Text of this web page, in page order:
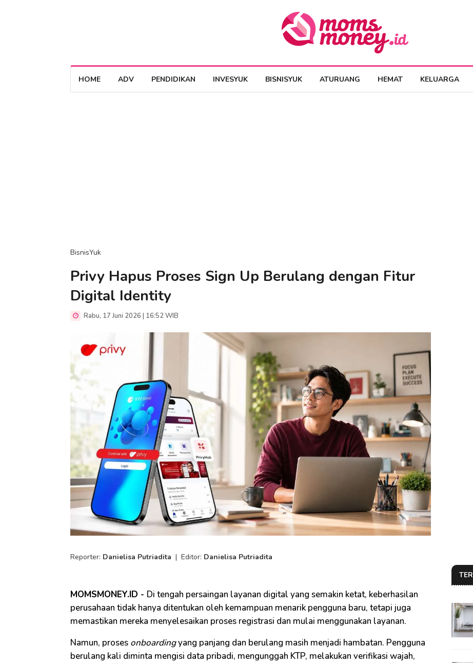
HOME ADV PENDIDIKAN INVESYUK BISNISYUK ATURUANG HEMAT KELUARGA
BisnisYuk
Privy Hapus Proses Sign Up Berulang dengan Fitur
Digital Identity
Rabu, 17 Juni 2026 | 16:52 WIB
Reporter: Danielisa Putriadita | Editor: Danielisa Putriadita
MOMSMONEY.ID - Di tengah persaingan layanan digital yang semakin ketat, keberhasilan
perusahaan tidak hanya ditentukan oleh kemampuan menarik pengguna baru, tetapi juga
memastikan mereka menyelesaikan proses registrasi dan mulai menggunakan layanan.
Namun, proses onboardingyang panjang dan berulang masih menjadi hambatan. Pengguna
berulang kali diminta mengisi data pribadi, mengunggah KTP, melakukan verifikasi wajah,